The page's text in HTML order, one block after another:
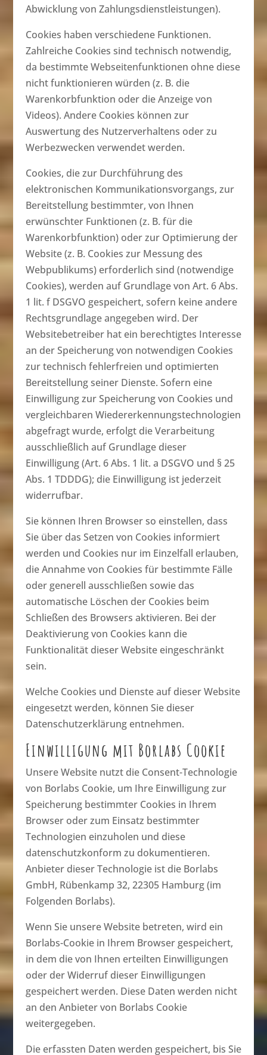
Abwicklung von Zahlungsdienstleistungen).
Cookies haben verschiedene Funktionen.
Zahlreiche Cookies sind technisch notwendig,
da bestimmte Webseitenfunktionen ohne diese
nicht funktionieren würden (z. B. die
Warenkorbfunktion oder die Anzeige von
Videos). Andere Cookies können zur
Auswertung des Nutzerverhaltens oder zu
Werbezwecken verwendet werden.
Cookies, die zur Durchführung des
elektronischen Kommunikationsvorgangs, zur
Bereitstellung bestimmter, von Ihnen
erwünschter Funktionen (z. B. für die
Warenkorbfunktion) oder zur Optimierung der
Website (z. B. Cookies zur Messung des
Webpublikums) erforderlich sind (notwendige
Cookies), werden auf Grundlage von Art. 6 Abs.
1 lit. f DSGVO gespeichert, sofern keine andere
Rechtsgrundlage angegeben wird. Der
Websitebetreiber hat ein berechtigtes Interesse
an der Speicherung von notwendigen Cookies
zur technisch fehlerfreien und optimierten
Bereitstellung seiner Dienste. Sofern eine
Einwilligung zur Speicherung von Cookies und
vergleichbaren Wiedererkennungstechnologien
abgefragt wurde, erfolgt die Verarbeitung
ausschließlich auf Grundlage dieser
Einwilligung (Art. 6 Abs. 1 lit. a DSGVO und § 25
Abs. 1 TDDDG); die Einwilligung ist jederzeit
widerrufbar.
Sie können Ihren Browser so einstellen, dass
Sie über das Setzen von Cookies informiert
werden und Cookies nur im Einzelfall erlauben,
die Annahme von Cookies für bestimmte Fälle
oder generell ausschließen sowie das
automatische Löschen der Cookies beim
Schließen des Browsers aktivieren. Bei der
Deaktivierung von Cookies kann die
Funktionalität dieser Website eingeschränkt
sein.
Welche Cookies und Dienste auf dieser Website
eingesetzt werden, können Sie dieser
Datenschutzerklärung entnehmen.
Einwilligung mit Borlabs Cookie
Unsere Website nutzt die Consent-Technologie
von Borlabs Cookie, um Ihre Einwilligung zur
Speicherung bestimmter Cookies in Ihrem
Browser oder zum Einsatz bestimmter
Technologien einzuholen und diese
datenschutzkonform zu dokumentieren.
Anbieter dieser Technologie ist die Borlabs
GmbH, Rübenkamp 32, 22305 Hamburg (im
Folgenden Borlabs).
Wenn Sie unsere Website betreten, wird ein
Borlabs-Cookie in Ihrem Browser gespeichert,
in dem die von Ihnen erteilten Einwilligungen
oder der Widerruf dieser Einwilligungen
gespeichert werden. Diese Daten werden nicht
an den Anbieter von Borlabs Cookie
weitergegeben.
Die erfassten Daten werden gespeichert, bis Sie